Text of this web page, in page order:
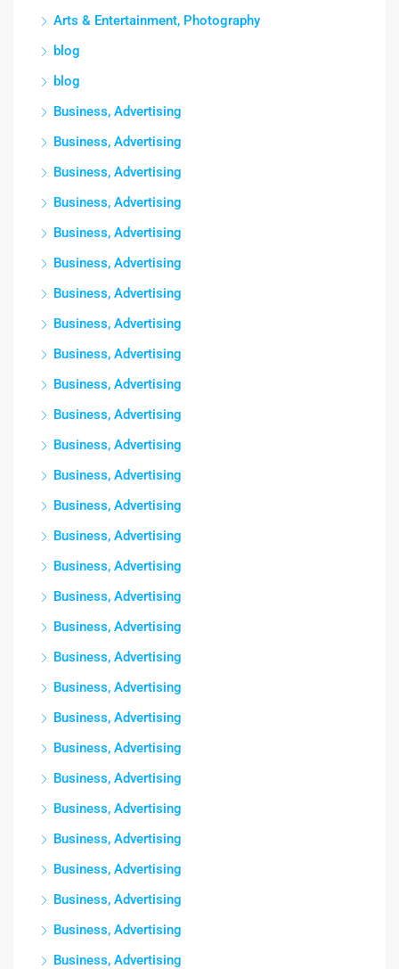
Arts & Entertainment, Photography
blog
blog
Business, Advertising
Business, Advertising
Business, Advertising
Business, Advertising
Business, Advertising
Business, Advertising
Business, Advertising
Business, Advertising
Business, Advertising
Business, Advertising
Business, Advertising
Business, Advertising
Business, Advertising
Business, Advertising
Business, Advertising
Business, Advertising
Business, Advertising
Business, Advertising
Business, Advertising
Business, Advertising
Business, Advertising
Business, Advertising
Business, Advertising
Business, Advertising
Business, Advertising
Business, Advertising
Business, Advertising
Business, Advertising
Business, Advertising